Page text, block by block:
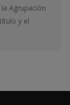
Agrupación
y el